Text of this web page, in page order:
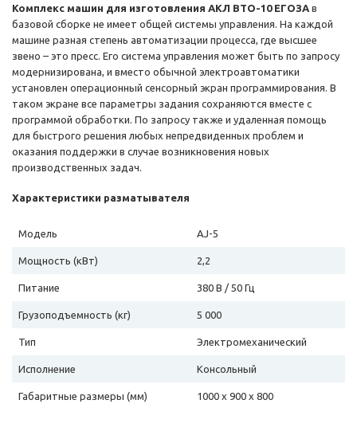
Комплекс машин для изготовления АКЛ ВТО-10 ЕГОЗА в
базовой сборке не имеет общей системы управления. На каждой
машине разная степень автоматизации процесса, где высшее
звено – это пресс. Его система управления может быть по запросу
модернизирована, и вместо обычной электроавтоматики
установлен операционный сенсорный экран программирования. В
таком экране все параметры задания сохраняются вместе с
программой обработки. По запросу также и удаленная помощь
для быстрого решения любых непредвиденных проблем и
оказания поддержки в случае возникновения новых
производственных задач.
Характеристики разматывателя
Модель AJ-5
Мощность (кВт) 2,2
Питание 380 В / 50 Гц
Грузоподъемность (кг) 5 000
Тип Электромеханический
Исполнение Консольный
Габаритные размеры (мм) 1000 х 900 х 800